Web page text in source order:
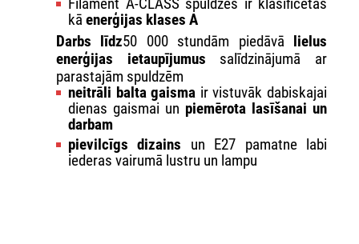
Filament A-CLASS spuldzes ir klasificētas
kā enerģijas klases A
Darbs līdz50 000 stundām piedāvā
lielus
enerģijas ietaupījumus salīdzinājumā ar
parastajām spuldzēm
neitrāli balta gaisma ir vistuvāk dabiskajai
dienas gaismai un piemērota lasīšanai un
darbam
pievilcīgs dizains un E27 pamatne labi
iederas vairumā lustru un lampu